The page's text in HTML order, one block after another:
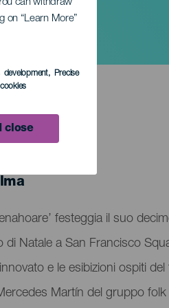
can withdraw
on “Learn More”
development, Precise
close
festeggia il suo
di Natale a San Francisco
e le esibizioni ospiti
Martín del gruppo folk